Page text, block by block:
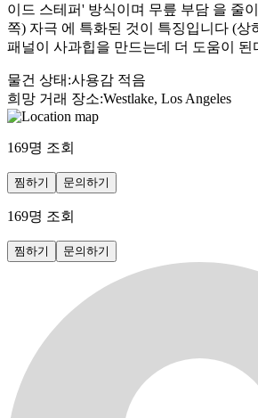
이드 스테퍼' 방식이며 무릎 부담 을 줄
쪽) 자극 에 특화된 것이 특징입니다 (상
패널이 사과힙을 만드는데 더 도움이 된
물건 상태 :사용감 적음
희망 거래 장소:Westlake, Los Angeles
169명 조회
찜하기 문의하기
169명 조회
찜하기 문의하기